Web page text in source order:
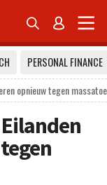
 
PERSONAL FINANCE
opnieuw tegen